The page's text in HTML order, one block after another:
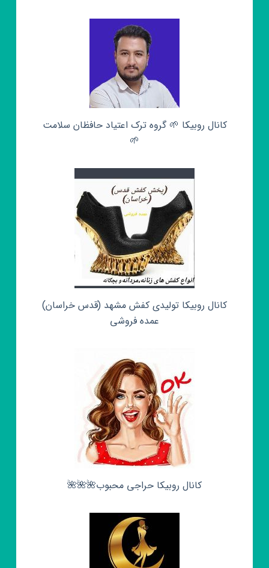
کانال روبیکا 🌱 گروه ترک اعتیاد حافظان سلامت
🌱
کانال روبیکا تولیدی کفش مشهد (قدس خراسان)
عمده فروشی
کانال روبیکا حراجی محبوب🌺🌺🌺